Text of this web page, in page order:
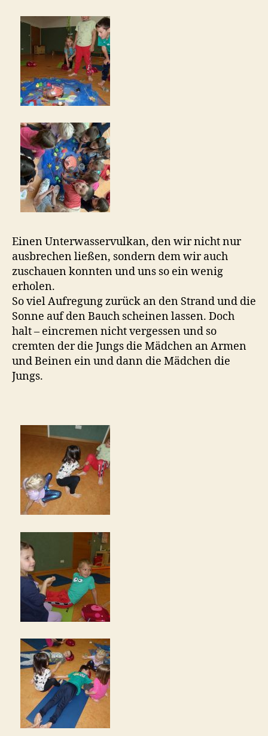
Einen Unterwasservulkan, den wir nicht nur
ausbrechen ließen, sondern dem wir auch
zuschauen konnten und uns so ein wenig
erholen.
So viel Aufregung zurück an den Strand und die
Sonne auf den Bauch scheinen lassen. Doch
halt – eincremen nicht vergessen und so
cremten der die Jungs die Mädchen an Armen
und Beinen ein und dann die Mädchen die
Jungs.